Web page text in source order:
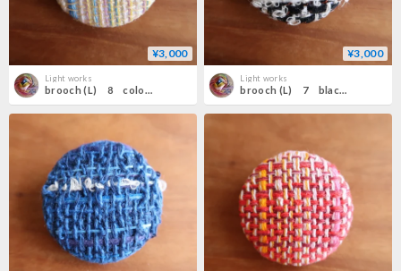
¥3,000
Light works
brooch (L) 8 colorful×gold
¥3,000
Light works
brooch (L) 7 black×white